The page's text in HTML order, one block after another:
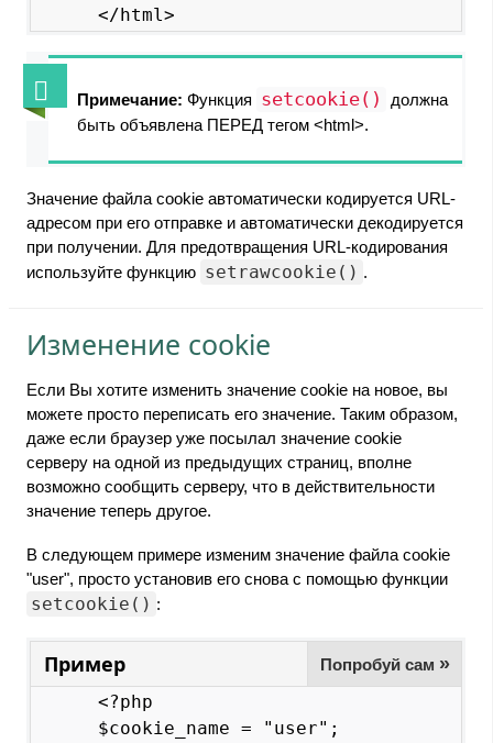
Примечание: Функция setcookie()
должна
быть объявлена ПЕРЕД тегом <html>.
Значение файла cookie автоматически кодируется URL-
адресом при его отправке и автоматически декодируется
при получении. Для предотвращения URL-кодирования
используйте функцию setrawcookie() .
Изменение cookie
Если Вы хотите изменить значение cookie на новое, вы
можете просто переписать его значение. Таким образом,
даже если браузер уже посылал значение cookie
серверу на одной из предыдущих страниц, вполне
возможно сообщить серверу, что в действительности
значение теперь другое.
В следующем примере изменим значение файла cookie
"user", просто установив его снова с помощью функции
setcookie() :
Пример Попробуй сам »
<?php
$cookie_name = "user";